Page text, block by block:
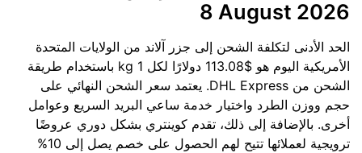
8 August 2026
الحد الأدنى لتكلفة الشحن إلى جزر آلاند من الولايات المتحدة
الأمريكية اليوم هو $113.08 دولارًا لكل 1 kg باستخدام طريقة
الشحن من DHL Express. يعتمد سعر الشحن النهائي على
حجم ووزن الطرد واختيار خدمة ساعي البريد السريع وعوامل
أخرى. بالإضافة إلى ذلك، تقدم كوينتري بشكل دوري عروضًا
ترويجية لعملائها تتيح لهم الحصول على خصم يصل إلى 10%